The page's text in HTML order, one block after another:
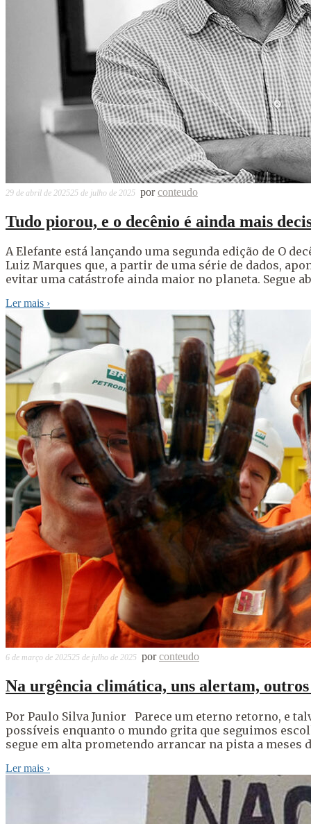
29 de abril de 202525 de julho de 2025 porconteudo
Tudo piorou, e o decênio é ainda mais
A Elefante está lançando uma segunda edição de O
Luiz Marques que, a partir de uma série de dados,
evitar uma catástrofe ainda maior no planeta. Segue
Ler mais ›
6 de março de 202525 de julho de 2025 porconteudo
Na urgência climática, uns alertam,
Por Paulo Silva Junior Parece um eterno retorno, e
possíveis enquanto o mundo grita que seguimos
segue em alta prometendo arrancar na pista a
Ler mais ›